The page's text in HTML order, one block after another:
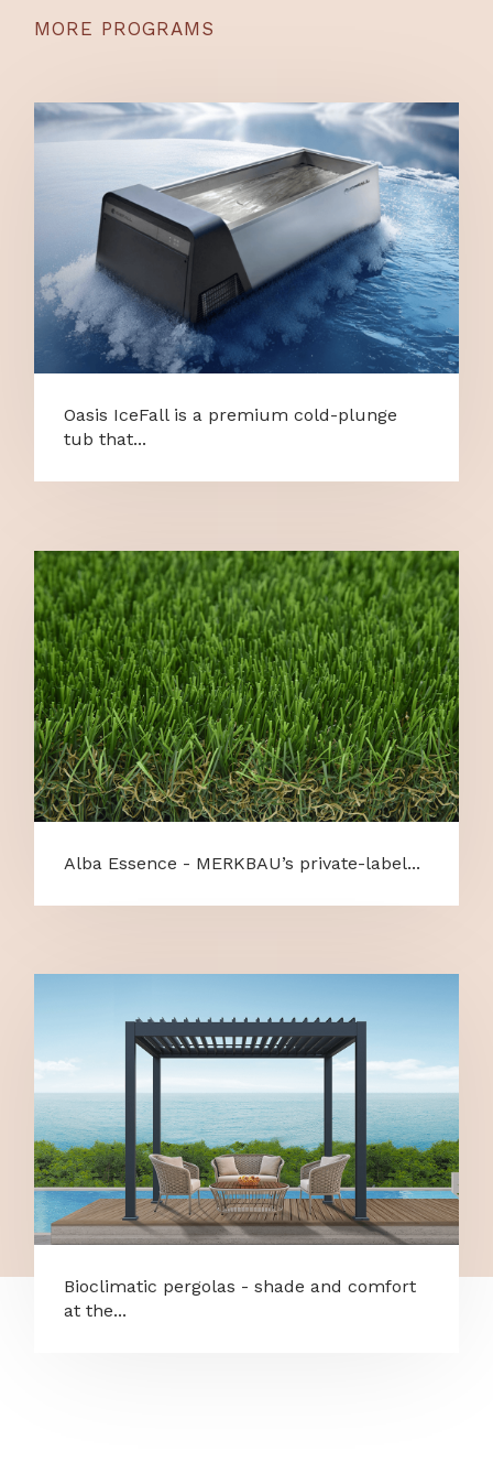
MORE PROGRAMS
Oasis IceFall is a premium cold-plunge
tub that...
Alba Essence - MERKBAU’s private-label...
Bioclimatic pergolas - shade and comfort
at the...